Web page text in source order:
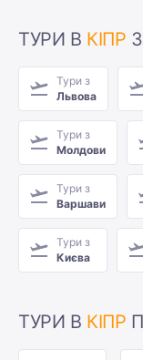
ТУРИ В КІПР
Тури з
Львова
Тури з
Молдови
Тури з
Варшави
Тури з
Києва
ТУРИ В КІПР